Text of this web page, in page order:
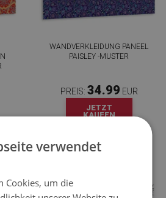
WANDVERKLEIDUNG PANEEL
PAISLEY -MUSTER
PREIS: 34.99 EUR
JETZT
KAUFEN
verwendet
Cookies, um die